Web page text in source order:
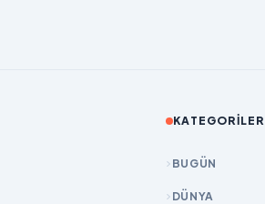
KATEGORILER
BUGÜN
DÜNYA